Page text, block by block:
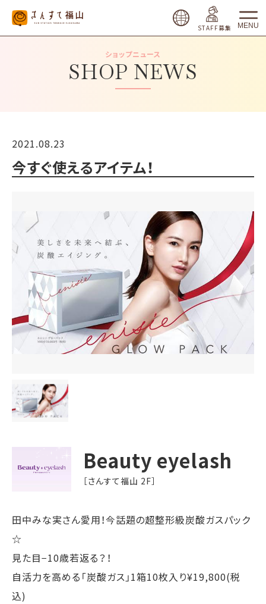
STAFF募集 MENU
SHOP NEWS
ショップニュース
2021.08.23
今すぐ使えるアイテム！
Beauty eyelash
［さんすて福山 2F］
田中みな実さん愛用！今話題の超整形級炭酸ガスパック
☆
見た目−10歳若返る？！
自活力を高める「炭酸ガス」1箱10枚入り¥19,800(税
込)